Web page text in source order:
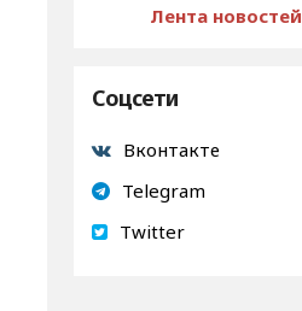
Лента новостей
Соцсети
Вконтакте
Telegram
Twitter